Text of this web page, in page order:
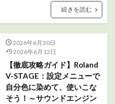
続きを読む
2026年6月20日
2026年6月12日
【徹底攻略ガイド】Roland
V-STAGE：設定メニューで
自分色に染めて、使いこな
そう！～サウンドエンジン